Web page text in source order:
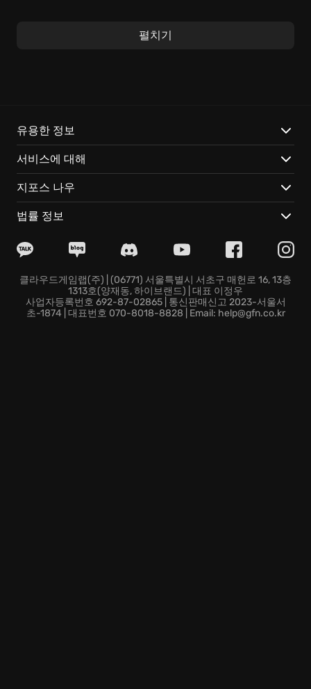
용하여, 번개처럼 빠른 판단과 전략적인 움직임이 승리의
LEAP만의 차별화된 특징은 다음과 같습니다:
개성 넘치는 용병들이 펼치는 화려하고 독특한 스킬 액션
숨 막히는 긴장감이 감도는 다양한 전장에서 벌어지는 치
열한 전투
입감 넘치는 플레이
당신의 이름을 드높이십시오!
펼치기
유용한 정보
서비스에 대해
지포스 나우
법률 정보
클라우드게임랩(주) | (06771) 서울특별시 서초구 매헌로 16, 13층
1313호(양재동, 하이브랜드) | 대표 이정우
사업자등록번호 692-87-02865 | 통신판매신고 2023-서울서
초-1874 | 대표번호 070-8018-8828 | Email: help@gfn.co.kr